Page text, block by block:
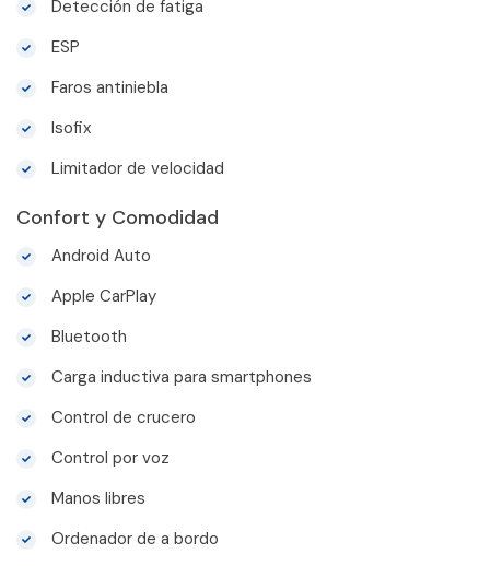
Detección de fatiga
ESP
Faros antiniebla
Isofix
Limitador de velocidad
Confort y Comodidad
Android Auto
Apple CarPlay
Bluetooth
Carga inductiva para smartphones
Control de crucero
Control por voz
Manos libres
Ordenador de a bordo